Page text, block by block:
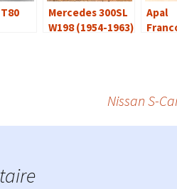
Mercedes 300SL
W198 (1954-1963)
Apal
Nissan S-